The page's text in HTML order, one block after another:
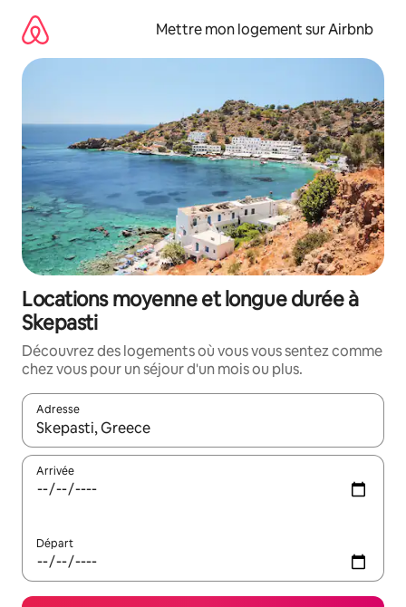
directement
contenu
Mettre mon logement sur Airbnb
Locations moyenne et longue durée à
Skepasti
Découvrez des logements où vous vous sentez comme
chez vous pour un séjour d'un mois ou plus.
Adresse
Lorsque les résultats s'affichent, utilisez les flèches vers le
Arrivée
Départ